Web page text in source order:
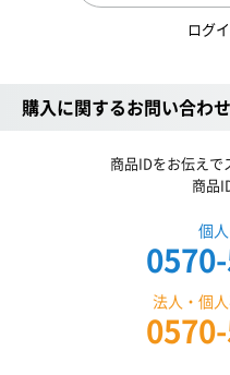
ログ
購入に関するお問い合わせ
商品IDをお伝えで
商品
個
法人・個